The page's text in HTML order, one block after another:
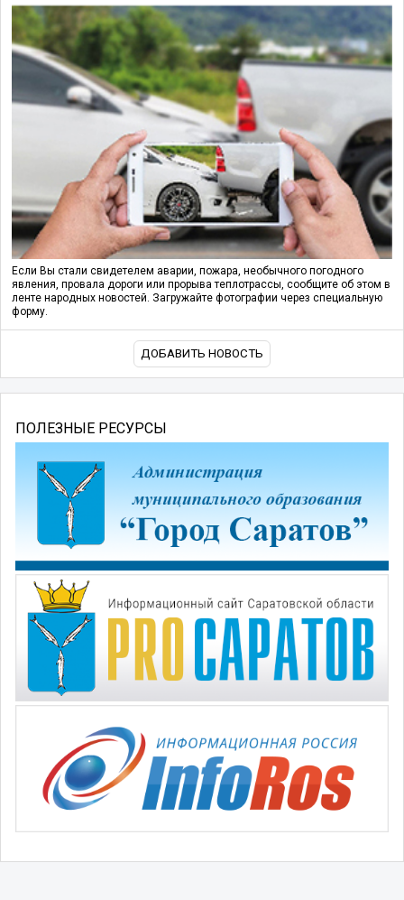
Если Вы стали свидетелем аварии, пожара, необычного погодного
явления, провала дороги или прорыва теплотрассы, сообщите об этом в
ленте народных новостей. Загружайте фотографии через специальную
форму.
ДОБАВИТЬ НОВОСТЬ
ПОЛЕЗНЫЕ РЕСУРСЫ